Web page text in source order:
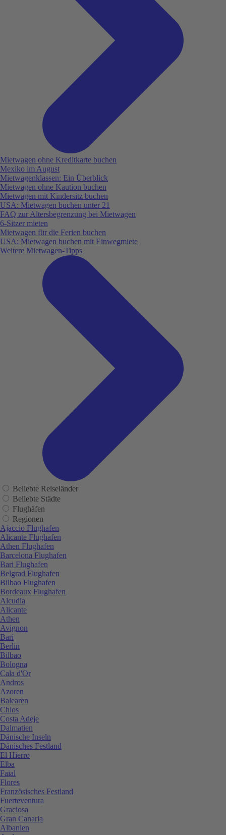
Mietwagen ohne Kreditkarte buchen
Mexiko im August
Mietwagenklassen: Ein Überblick
Mietwagen ohne Kaution buchen
Mietwagen mit Kindersitz buchen
USA: Mietwagen buchen unter 21
FAQ zur Altersbegrenzung bei Mietwagen
6-Sitzer mieten
Mietwagen für die Ferien buchen
USA: Mietwagen buchen mit Einwegmiete
Weitere Mietwagen-Tipps
Beliebte Reiseländer
Beliebte Städte
Flughäfen
Regionen
Ajaccio Flughafen
Alicante Flughafen
Athen Flughafen
Barcelona Flughafen
Bari Flughafen
Belgrad Flughafen
Bilbao Flughafen
Bordeaux Flughafen
Alcudia
Alicante
Athen
Avignon
Bari
Berlin
Bilbao
Bologna
Cala d'Or
Andros
Azoren
Balearen
Chios
Costa Adeje
Dalmatien
Dänische Inseln
Dänisches Festland
El Hierro
Elba
Faial
Flores
Französisches Festland
Fuerteventura
Graciosa
Gran Canaria
Albanien